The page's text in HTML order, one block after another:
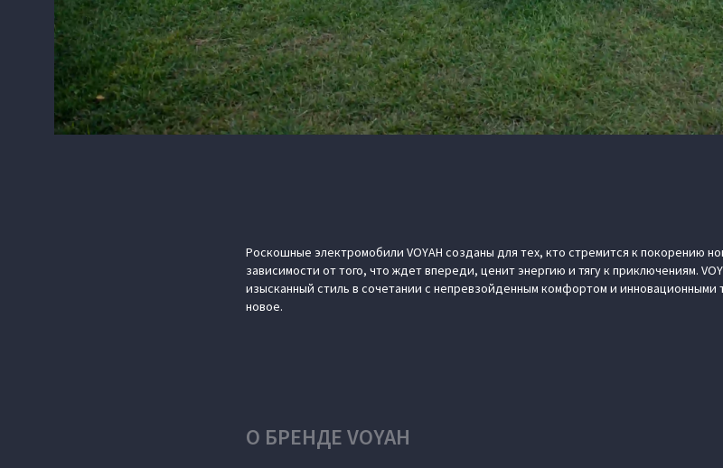
Роскошные электромобили VOYAH созданы для тех, кто стремится к покорению
зависимости от того, что ждет впереди, ценит энергию и тягу к приключениям.
изысканный стиль в сочетании с непревзойденным комфортом и
новое.
О БРЕНДЕ VOYAH